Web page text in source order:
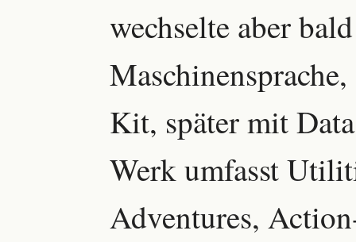
wechselte aber
Kit, später mit
Werk umfasst
Adventures,